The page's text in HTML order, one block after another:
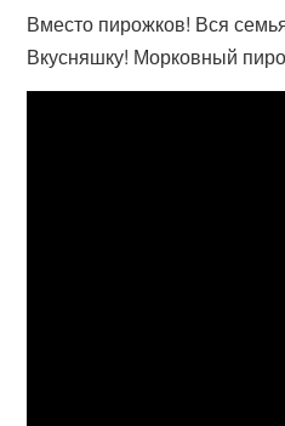
Вместо пирожков! Вся
Вкусняшку! Морковный